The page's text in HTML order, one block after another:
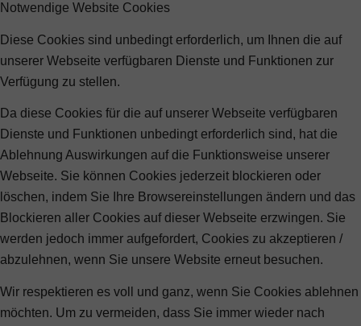
Notwendige Website Cookies
Diese Cookies sind unbedingt erforderlich, um Ihnen die auf
unserer Webseite verfügbaren Dienste und Funktionen zur
Verfügung zu stellen.
Da diese Cookies für die auf unserer Webseite verfügbaren
Dienste und Funktionen unbedingt erforderlich sind, hat die
Ablehnung Auswirkungen auf die Funktionsweise unserer
Webseite. Sie können Cookies jederzeit blockieren oder
löschen, indem Sie Ihre Browsereinstellungen ändern und das
Blockieren aller Cookies auf dieser Webseite erzwingen. Sie
werden jedoch immer aufgefordert, Cookies zu akzeptieren /
abzulehnen, wenn Sie unsere Website erneut besuchen.
Wir respektieren es voll und ganz, wenn Sie Cookies ablehnen
möchten. Um zu vermeiden, dass Sie immer wieder nach